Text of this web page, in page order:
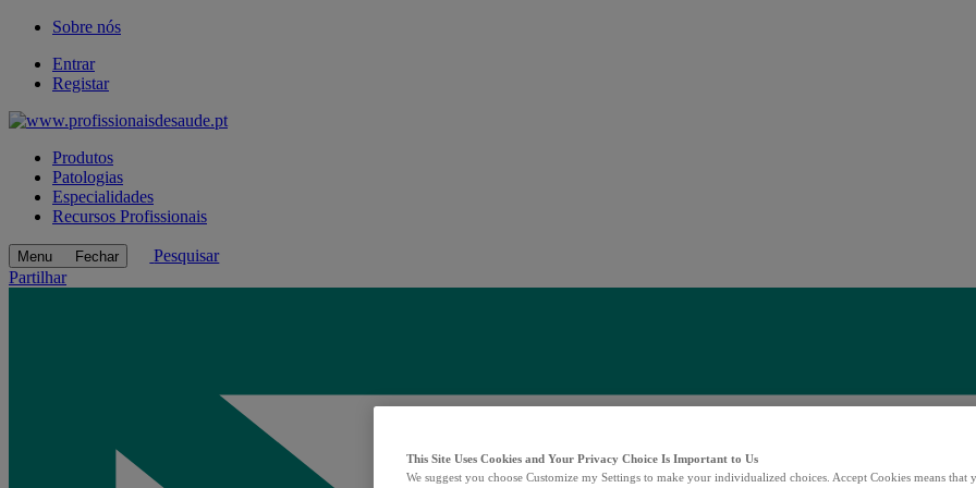
Sobre nós
Entrar
Registar
Produtos
Patologias
Especialidades
Recursos Profissionais
Menu Fechar
Pesquisar
Partilhar
This Site Uses Cookies and Your Privacy Choice Is Important to Us
We suggest you choose Customize my Settings to make your individualized choices. Accept Cookies means that